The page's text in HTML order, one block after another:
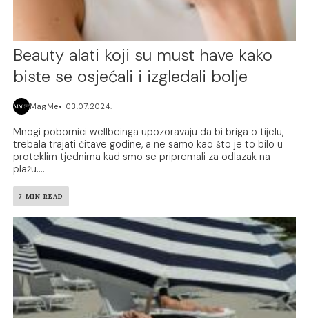
Beauty alati koji su must have kako
biste se osjećali i izgledali bolje
MagMe 03.07.2024.
Mnogi pobornici wellbeinga upozoravaju da bi briga o tijelu,
trebala trajati čitave godine, a ne samo kao što je to bilo u
proteklim tjednima kad smo se pripremali za odlazak na
plažu....
7 MIN READ